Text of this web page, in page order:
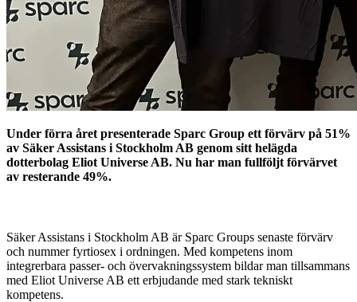
Under förra året presenterade Sparc Group ett förvärv på 51%
av Säker Assistans i Stockholm AB genom sitt helägda
dotterbolag Eliot Universe AB. Nu har man fullföljt förvärvet
av resterande 49%.
Säker Assistans i Stockholm AB är Sparc Groups senaste förvärv
och nummer fyrtiosex i ordningen. Med kompetens inom
integrerbara passer- och övervakningssystem bildar man tillsammans
med Eliot Universe AB ett erbjudande med stark tekniskt
kompetens.